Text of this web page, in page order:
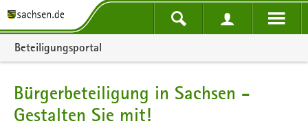
Beteiligungsportal
Bürgerbeteiligung in Sachsen -
Gestalten Sie mit!